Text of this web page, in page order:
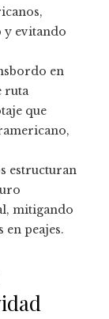
y evitando
en
ruta
que
estructuran
mitigando
en peajes.